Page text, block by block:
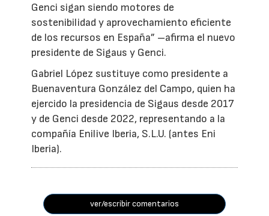
Genci sigan siendo motores de
sostenibilidad y aprovechamiento eficiente
de los recursos en España” –afirma el nuevo
presidente de Sigaus y Genci.
Gabriel López sustituye como presidente a
Buenaventura González del Campo, quien ha
ejercido la presidencia de Sigaus desde 2017
y de Genci desde 2022, representando a la
compañía Enilive Iberia, S.L.U. (antes Eni
Iberia).
ver/escribir comentarios